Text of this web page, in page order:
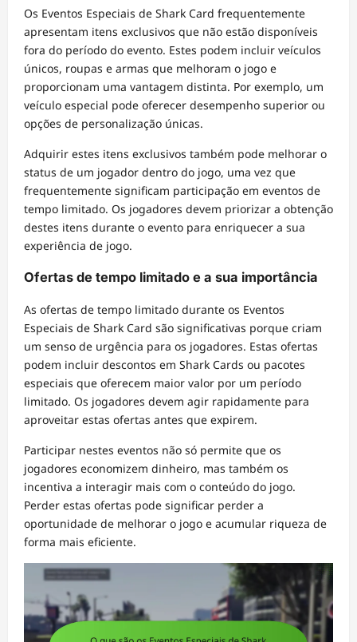
Os Eventos Especiais de Shark Card frequentemente
apresentam itens exclusivos que não estão disponíveis
fora do período do evento. Estes podem incluir veículos
únicos, roupas e armas que melhoram o jogo e
proporcionam uma vantagem distinta. Por exemplo, um
veículo especial pode oferecer desempenho superior ou
opções de personalização únicas.
Adquirir estes itens exclusivos também pode melhorar o
status de um jogador dentro do jogo, uma vez que
frequentemente significam participação em eventos de
tempo limitado. Os jogadores devem priorizar a obtenção
destes itens durante o evento para enriquecer a sua
experiência de jogo.
Ofertas de tempo limitado e a sua importância
As ofertas de tempo limitado durante os Eventos
Especiais de Shark Card são significativas porque criam
um senso de urgência para os jogadores. Estas ofertas
podem incluir descontos em Shark Cards ou pacotes
especiais que oferecem maior valor por um período
limitado. Os jogadores devem agir rapidamente para
aproveitar estas ofertas antes que expirem.
Participar nestes eventos não só permite que os
jogadores economizem dinheiro, mas também os
incentiva a interagir mais com o conteúdo do jogo.
Perder estas ofertas pode significar perder a
oportunidade de melhorar o jogo e acumular riqueza de
forma mais eficiente.